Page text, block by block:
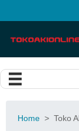
Home > Toko